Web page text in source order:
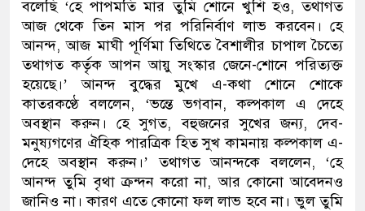
বলেছি ‘হে পাপমতি মার তুমি শোনে খুশি হও, তথাগত
আজ থেকে তিন মাস পর পরিনির্বাণ লাভ করবেন। হে
আনন্দ, আজ মাঘী পূর্ণিমা তিথিতে বৈশালীর চাপাল চৈত্যে
তথাগত কর্তৃক আপন আয়ু সংস্কার জেনে-শোনে পরিত্যক্ত
হয়েছে।’ আনন্দ বুদ্ধের মুখে এ-কথা শোনে শোকে
কাতরকণ্ঠে বললেন, ‘ভন্তে ভগবান, কল্পকাল এ দেহে
অবস্থান করুন। হে সুগত, বহুজনের সুখের জন্য, দেব-
মনুষ্যগণের ঐহিক পারত্রিক হিত সুখ কামনায় কল্পকাল এ-
দেহে অবস্থান করুন।’ তথাগত আনন্দকে বললেন, ‘হে
আনন্দ তুমি বৃথা ক্রন্দন করো না, আর কোনো আবেদনও
জানিও না। কারণ এতে কোনো ফল লাভ হবে না। ভুল তুমি